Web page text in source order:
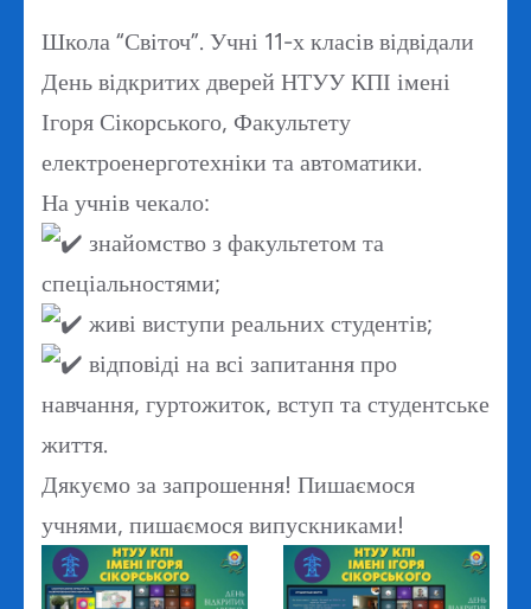
Школа “Світоч”. Учні 11-х класів відвідали
День відкритих дверей НТУУ КПІ імені
Ігоря Сікорського, Факультету
електроенерготехніки та автоматики.
На учнів чекало:
знайомство з факультетом та
спеціальностями;
живі виступи реальних студентів;
відповіді на всі запитання про
навчання, гуртожиток, вступ та студентське
життя.
Дякуємо за запрошення! Пишаємося
учнями, пишаємося випускниками!